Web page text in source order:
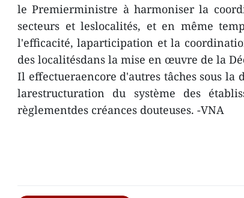
le Premierministre à harmoniser la
secteurs et leslocalités, et en même
l'efficacité, laparticipation et la
des localitésdans la mise en œuvre de la
Il effectueraencore d'autres tâches sous
larestructuration du système des
règlementdes créances douteuses. -VNA